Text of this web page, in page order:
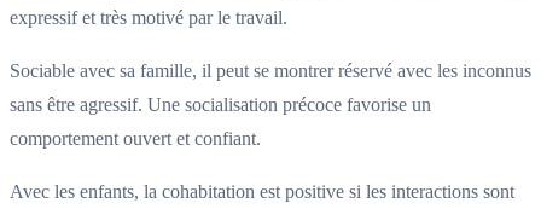
expressif et très motivé par le travail.
Sociable avec sa famille, il peut se montrer réservé avec les inconnus
sans être agressif. Une socialisation précoce favorise un
comportement ouvert et confiant.
Avec les enfants, la cohabitation est positive si les interactions sont